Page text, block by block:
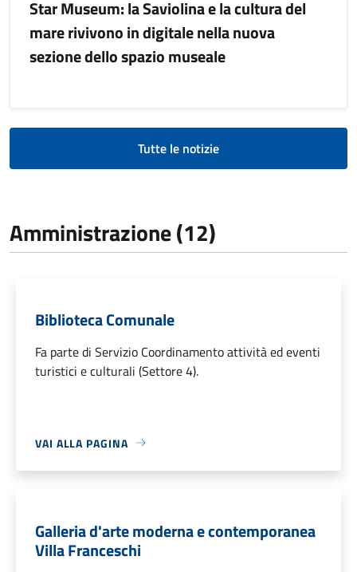
Star Museum: la Saviolina e la cultura del
mare rivivono in digitale nella nuova
sezione dello spazio museale
Tutte le notizie
Amministrazione (12)
Biblioteca Comunale
Fa parte di Servizio Coordinamento attività ed eventi
turistici e culturali (Settore 4).
VAI ALLA PAGINA
Galleria d'arte moderna e contemporanea
Villa Franceschi